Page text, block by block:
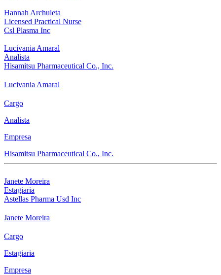
Hannah Archuleta
Licensed Practical Nurse
Csl Plasma Inc
Lucivania Amaral
Analista
Hisamitsu Pharmaceutical Co., Inc.
Lucivania Amaral
Cargo
Analista
Empresa
Hisamitsu Pharmaceutical Co., Inc.
Janete Moreira
Estagiaria
Astellas Pharma Usd Inc
Janete Moreira
Cargo
Estagiaria
Empresa